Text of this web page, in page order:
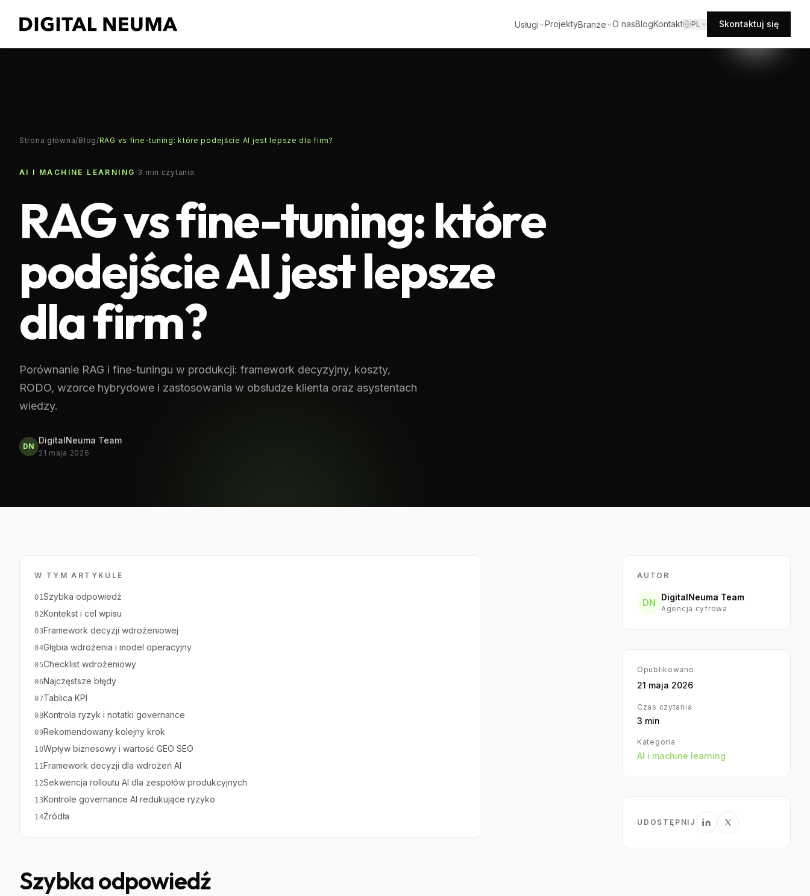
Usługi ProjektyBranże O nasBlogKontakt PL Skontaktuj się
Strona główna/Blog/RAG vs fine-tuning: które podejście AI jest lepsze dla firm?
AI I MACHINE LEARNING ·3 min czytania
RAG vs fine-tuning: które
podejście AI jest lepsze
dla firm?
Porównanie RAG i fine-tuningu w produkcji: framework decyzyjny, koszty,
RODO, wzorce hybrydowe i zastosowania w obsłudze klienta oraz asystentach
wiedzy.
DN
DigitalNeuma Team
21 maja 2026
W TYM ARTYKULE
01Szybka odpowiedź
02Kontekst i cel wpisu
03Framework decyzji wdrożeniowej
04Głębia wdrożenia i model operacyjny
05Checklist wdrożeniowy
06Najczęstsze błędy
07Tablica KPI
08Kontrola ryzyk i notatki governance
09Rekomendowany kolejny krok
10Wpływ biznesowy i wartość GEO SEO
11Framework decyzji dla wdrożeń AI
12Sekwencja rolloutu AI dla zespołów produkcyjnych
13Kontrole governance AI redukujące ryzyko
14Źródła
Szybka odpowiedź
AUTOR
DN
DigitalNeuma Team
Agencja cyfrowa
Opublikowano
21 maja 2026
Czas czytania
3 min
Kategoria
AI i machine learning
UDOSTĘPNIJ